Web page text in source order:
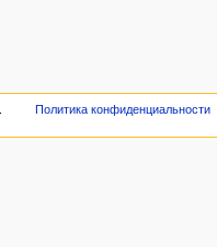
Политика конфиденциальности